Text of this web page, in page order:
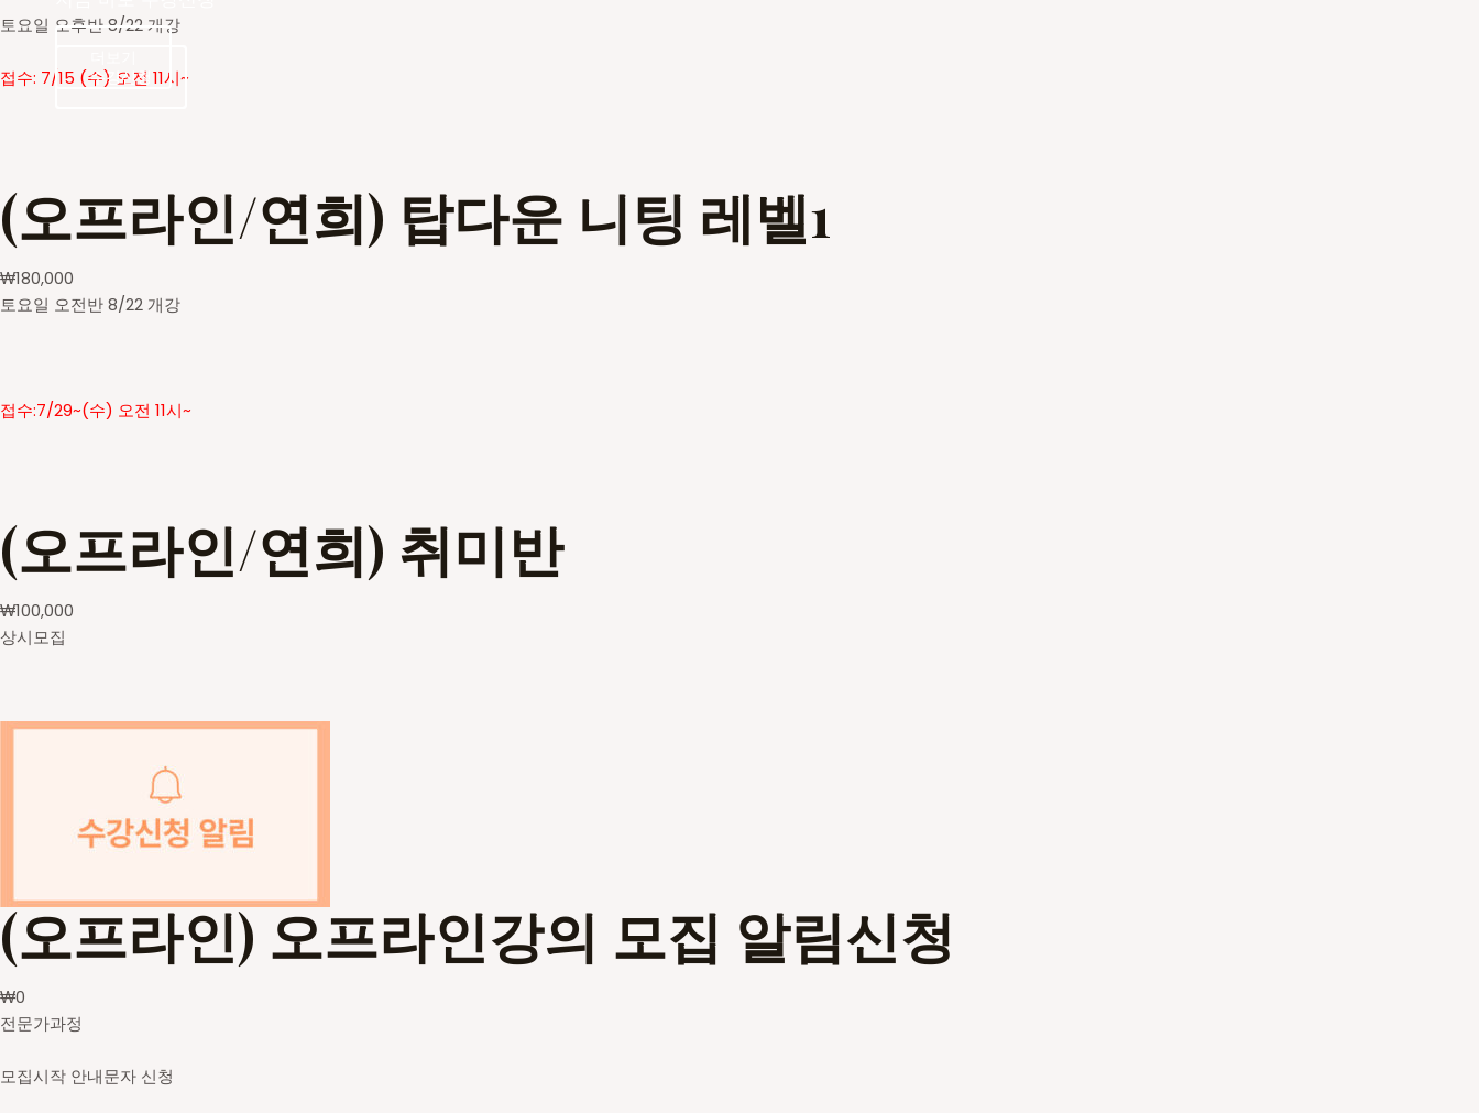
수강신청
수강신청
토요일 오후반 8/22 개강
접수: 7/15 (수) 오전 11시~
(오프라인/연희) 탑다운 니팅 레벨1
₩180,000
토요일 오전반 8/22 개강
접수:7/29~(수) 오전 11시~
(오프라인/연희) 취미반
₩100,000
상시모집
(오프라인) 오프라인강의 모집 알림신청
₩0
전문가과정
모집시작 안내문자 신청